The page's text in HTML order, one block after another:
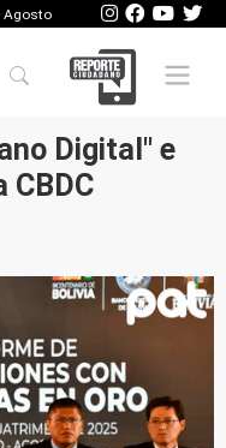
Agosto
Mobile
Digital" e